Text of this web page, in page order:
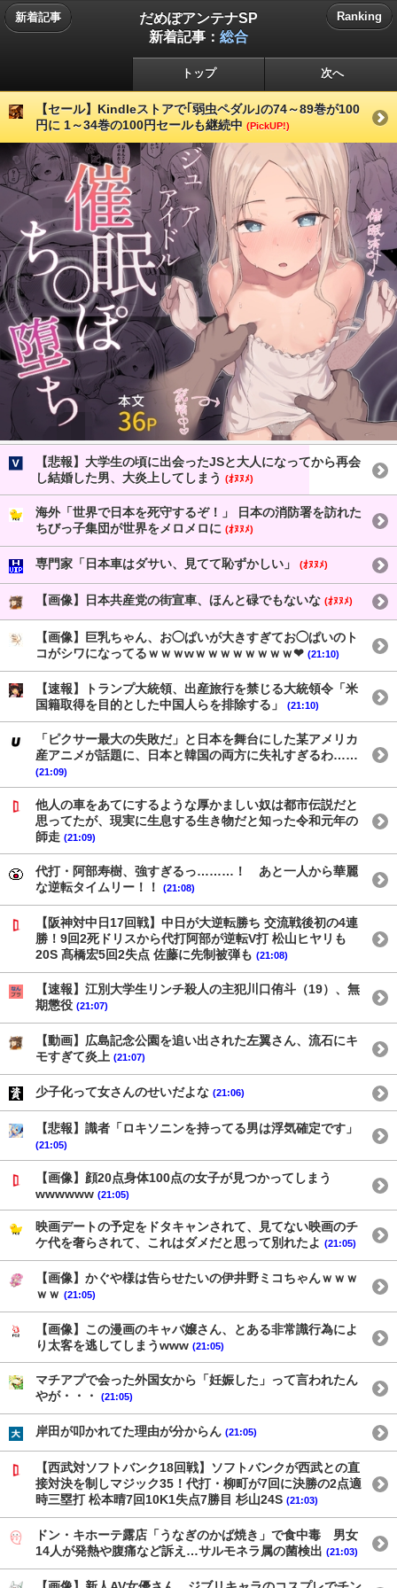
新着記事
だめぽアンテナSP
新着記事： 総合
Ranking
トップ 次へ
【セール】Kindleストアで｢弱虫ペダル｣の74～89巻が100
円に 1～34巻の100円セールも継続中 (PickUP!)
【悲報】大学生の頃に出会ったJSと大人になってから再会
し結婚した男、大炎上してしまう (ｵﾇﾇﾒ)
海外「世界で日本を死守するぞ！」 日本の消防署を訪れた
ちびっ子集団が世界をメロメロに (ｵﾇﾇﾒ)
専門家「日本車はダサい、見てて恥ずかしい」 (ｵﾇﾇﾒ)
【画像】日本共産党の街宣車、ほんと碌でもないな (ｵﾇﾇﾒ)
【画像】巨乳ちゃん、お◯ぱいが大きすぎてお◯ぱいのト
コがシワになってるｗｗｗwｗｗｗｗｗｗｗｗ❤ (21:10)
【速報】トランプ大統領、出産旅行を禁じる大統領令「米
国籍取得を目的とした中国人らを排除する」
(21:10)
「ピクサー最大の失敗だ」と日本を舞台にした某アメリカ
産アニメが話題に、日本と韓国の両方に失礼すぎるわ……
(21:09)
他人の車をあてにするような厚かましい奴は都市伝説だと
思ってたが、現実に生息する生き物だと知った令和元年の
師走 (21:09)
代打・阿部寿樹、強すぎるっ………！ あと一人から華麗
な逆転タイムリー！！
(21:08)
【阪神対中日17回戦】中日が大逆転勝ち 交流戦後初の4連
勝！9回2死ドリスから代打阿部が逆転V打 松山ヒヤリも
20S 髙橋宏5回2失点 佐藤に先制被弾も (21:08)
【速報】江別大学生リンチ殺人の主犯川口侑斗（19）、無
期懲役 (21:07)
【動画】広島記念公園を追い出された左翼さん、流石にキ
モすぎて炎上 (21:07)
少子化って女さんのせいだよな (21:06)
【悲報】識者「ロキソニンを持ってる男は浮気確定です」
(21:05)
【画像】顔20点身体100点の女子が見つかってしまう
wwwwww (21:05)
映画デートの予定をドタキャンされて、見てない映画のチ
ケ代を奢らされて、これはダメだと思って別れたよ (21:05)
【画像】かぐや様は告らせたいの伊井野ミコちゃんｗｗｗ
ｗｗ (21:05)
【画像】この漫画のキャバ嬢さん、とある非常識行為によ
り太客を逃してしまうwww (21:05)
マチアプで会った外国女から「妊娠した」って言われたん
やが・・・
(21:05)
岸田が叩かれてた理由が分からん (21:05)
【西武対ソフトバンク18回戦】ソフトバンクが西武との直
接対決を制しマジック35！代打・柳町が7回に決勝の2点適
時三塁打 松本晴7回10K1失点7勝目 杉山24S (21:03)
ドン・キホーテ露店「うなぎのかば焼き」で食中毒 男女
14人が発熱や腹痛など訴え…サルモネラ属の菌検出 (21:03)